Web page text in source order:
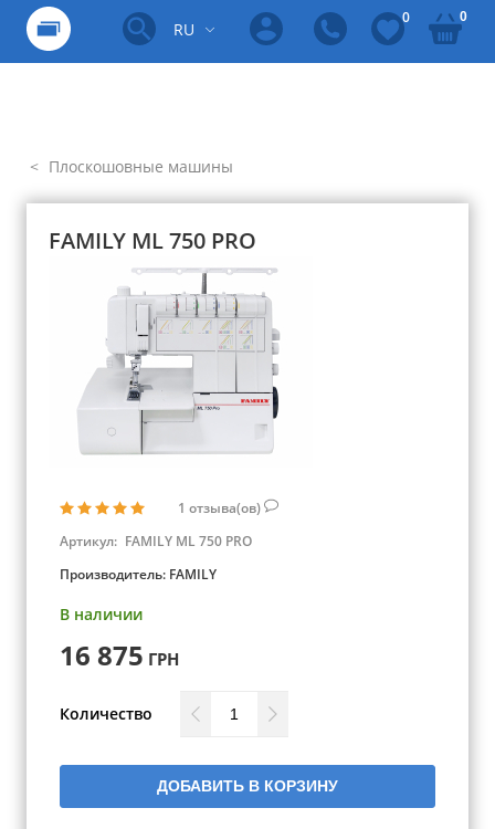
RU
0 0
Плоскошовные машины
FAMILY ML 750 PRO
1 отзыва(ов)
Артикул: FAMILY ML 750 PRO
Производитель: FAMILY
В наличии
16 875 ГРН
Количество
ДОБАВИТЬ В КОРЗИНУ